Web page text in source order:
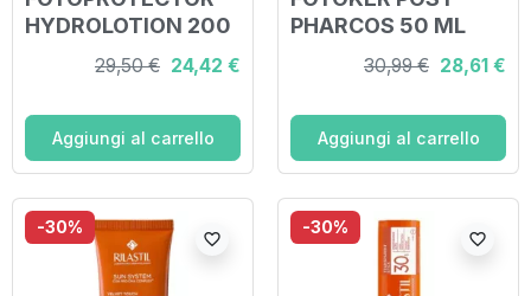
HYDROLOTION 200
29,50 € 24,42 €
Aggiungi al carrello
PHARCOS 50 ML
30,99 € 28,61 €
Aggiungi al carrello
-30%
favorite_border
-30%
favorite_border